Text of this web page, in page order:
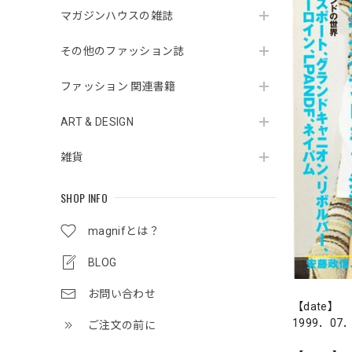
マガジンハウスの雑誌
その他のファッション誌
ファッション 関連書籍
ART & DESIGN
雑貨
SHOP INFO
magnifとは？
BLOG
お問い合わせ
ご注文の前に
【date】
1999．07